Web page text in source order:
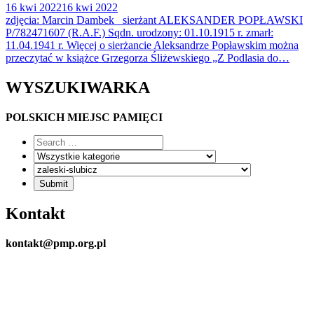
16 kwi 202216 kwi 2022
zdjęcia: Marcin Dambek sierżant ALEKSANDER POPŁAWSKI
P/782471607 (R.A.F.) Sqdn. urodzony: 01.10.1915 r. zmarł:
11.04.1941 r. Więcej o sierżancie Aleksandrze Popławskim można
przeczytać w książce Grzegorza Śliżewskiego „Z Podlasia do…
WYSZUKIWARKA
POLSKICH MIEJSC PAMIĘCI
Kontakt
kontakt@pmp.org.pl